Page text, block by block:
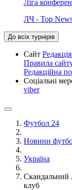
Ліга
ЛЧ - Top
До всіх турнірів
Сайт Редакція
Правила
Редакційна
Соціальні
viber
Футбол 24
Новини
Україна
Скандальний
клуб